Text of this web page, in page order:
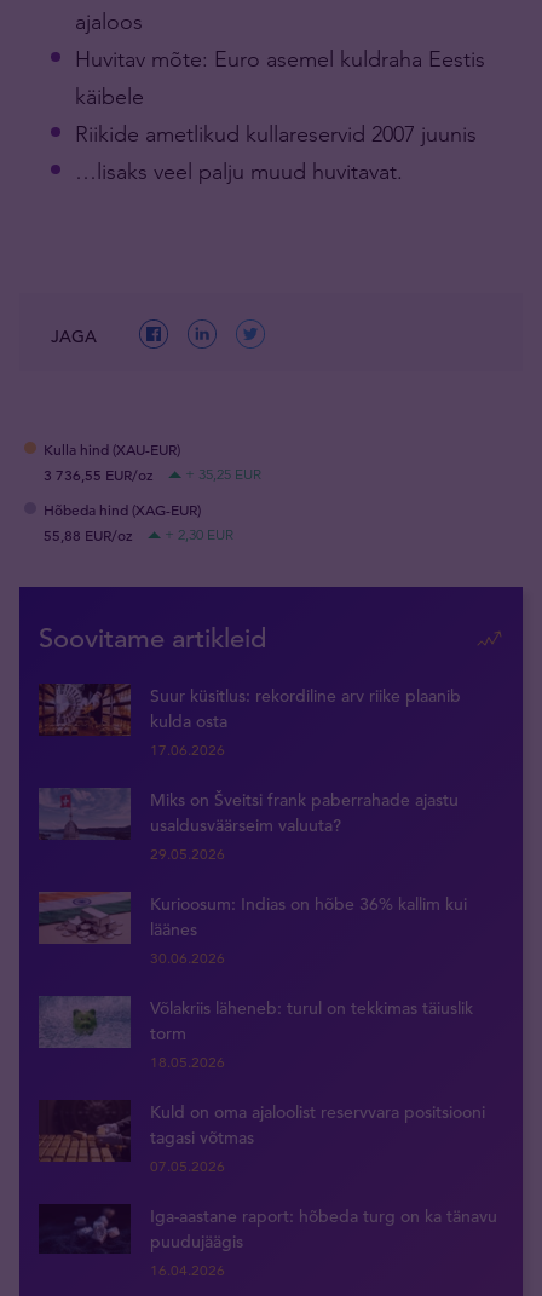
ajaloos
Huvitav mõte: Euro asemel kuldraha Eestis
käibele
Riikide ametlikud kullareservid 2007 juunis
…lisaks veel palju muud huvitavat.
JAGA
Kulla hind (XAU-EUR)
3 736,55 EUR/oz
+ 35,25 EUR
Hõbeda hind (XAG-EUR)
55,88 EUR/oz
+ 2,30 EUR
Soovitame artikleid
Suur küsitlus: rekordiline arv riike plaanib
kulda osta
17.06.2026
Miks on Šveitsi frank paberrahade ajastu
usaldusväärseim valuuta?
29.05.2026
Kurioosum: Indias on hõbe 36% kallim kui
läänes
30.06.2026
Võlakriis läheneb: turul on tekkimas täiuslik
torm
18.05.2026
Kuld on oma ajaloolist reservvara positsiooni
tagasi võtmas
07.05.2026
Iga-aastane raport: hõbeda turg on ka tänavu
puudujäägis
16.04.2026